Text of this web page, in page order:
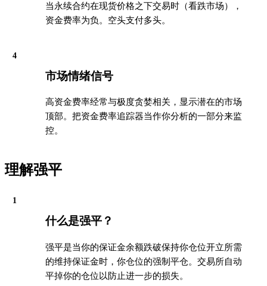
当永续合约在现货价格之下交易时（看跌市场），
资金费率为负。空头支付多头。
4
市场情绪信号
高资金费率经常与极度贪婪相关，显示潜在的市场
顶部。把资金费率追踪器当作你分析的一部分来监
控。
理解强平
1
什么是强平？
强平是当你的保证金余额跌破保持你仓位开立所需
的维持保证金时，你仓位的强制平仓。交易所自动
平掉你的仓位以防止进一步的损失。